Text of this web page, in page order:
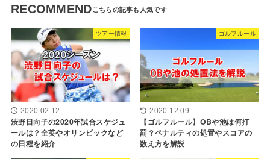
RECOMMEND
ツアー情報
2020.02.12
渋野日向子の2020年試合スケジュ
ールは？全英やオリンピックなど
の日程を紹介
ゴルフルール
2020.12.09
【ゴルフルール】OBや池は何打
罰？ペナルティの処置やスコアの
数え方を解説